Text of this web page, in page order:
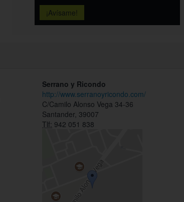
Serrano y Ricondo
http://www.serranoyricondo.com/
C/Camilo Alonso Vega 34-36
Santander, 39007
Tlf: 942 051 838